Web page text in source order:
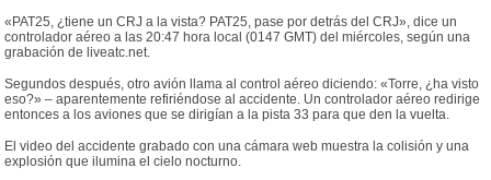
«PAT25, ¿tiene un CRJ a la vista? PAT25, pase por detrás del CRJ», dice un
controlador aéreo a las 20:47 hora local (0147 GMT) del miércoles, según una
grabación de liveatc.net.
Segundos después, otro avión llama al control aéreo diciendo: «Torre, ¿ha visto
eso?» – aparentemente refiriéndose al accidente. Un controlador aéreo redirige
entonces a los aviones que se dirigían a la pista 33 para que den la vuelta.
El video del accidente grabado con una cámara web muestra la colisión y una
explosión que ilumina el cielo nocturno.